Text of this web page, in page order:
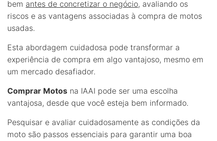
bem antes de concretizar o negócio, avaliando os
riscos e as vantagens associadas à compra de motos
usadas.
Esta abordagem cuidadosa pode transformar a
experiência de compra em algo vantajoso, mesmo em
um mercado desafiador.
Comprar Motos na IAAI pode ser uma escolha
vantajosa, desde que você esteja bem informado.
Pesquisar e avaliar cuidadosamente as condições da
moto são passos essenciais para garantir uma boa